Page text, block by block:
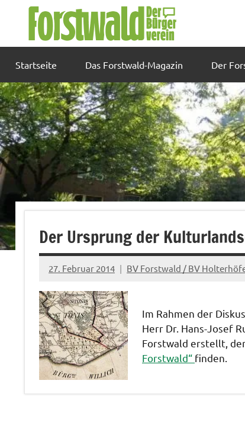
Startseite Das Forstwald-Magazin Der
Der Ursprung der
27. Februar 2014 BV Forstwald / BV
Im Rahmen der
Herr Dr. Hans-Josef
Forstwald erstellt,
Forstwald“ finden.